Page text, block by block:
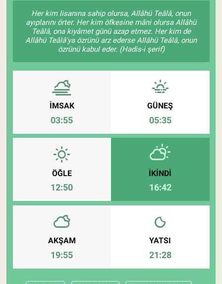
Her kim lisanına sahip olursa, Allâhü Teâlâ, onun
ayıplarını örter. Her kim öfkesine mâni olursa Allâhü
Teâlâ, ona kıyâmet günü azap etmez. Her kim de
Allâhü Teâlâ'ya özrünü arz ederse Allâhü Teâlâ, onun
özrünü kabul eder. (Hadis-i şerif)
İMSAK
03:55
GÜNEŞ
05:35
ÖĞLE
12:50
İKINDI
16:42
AKŞAM
19:55
YATSI
21:28
Pankobirlik
Et fiyatları
Tarım Bilgisi
Yetiştirici Soruyor
Dünyada Tarım
Üretici Birlikleri
Şeker ve Şekerli Mamüller
Tohum